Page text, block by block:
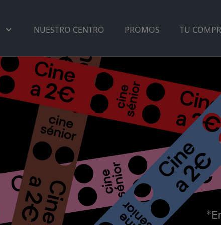
NUESTRO CENTRO PROMOS TU